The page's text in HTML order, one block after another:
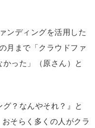
ンディングを活用した
月まで「クラウドファ
った」（原さん）と
グ？なんやそれ？』と
そらく多くの人がクラ